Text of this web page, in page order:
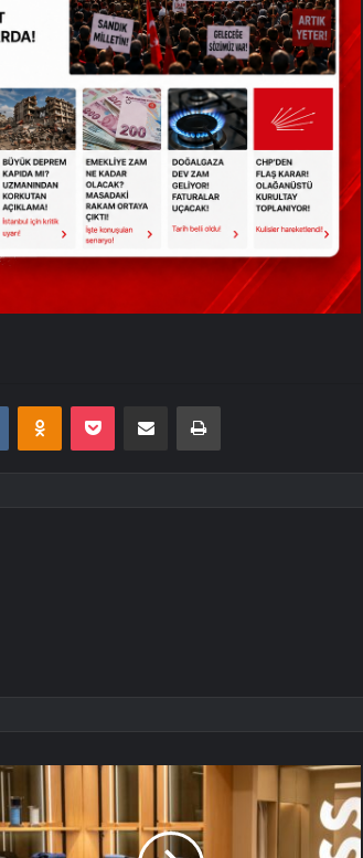
VKontakteOdnoklassniki
Pocket E-Posta ile paylaş Yazdır